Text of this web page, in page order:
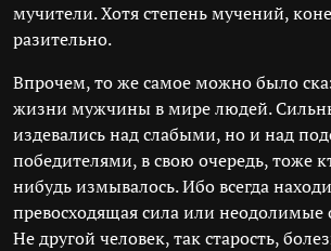
мучители. Хотя степень мучений,
разительно.
Впрочем, то же самое можно было
жизни мужчины в мире людей.
издевались над слабыми, но и над
победителями, в свою очередь, тоже
нибудь измывалось. Ибо всегда
превосходящая сила или неодолимые
Не другой человек, так старость,